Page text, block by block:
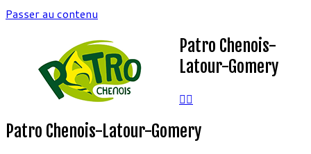
Passer au contenu
Patro Chenois-
Latour-Gomery
Patro Chenois-Latour-Gomery